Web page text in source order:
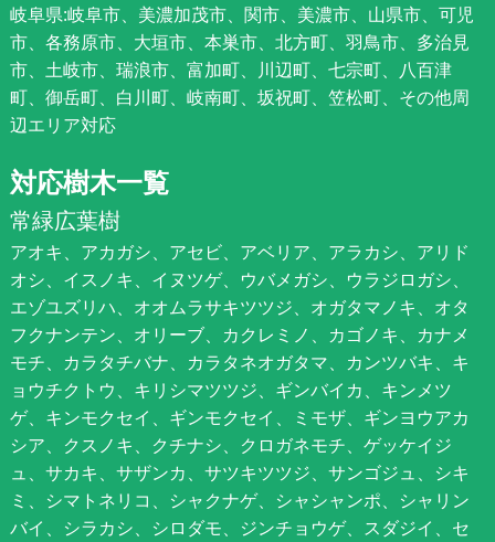
岐阜県:岐阜市、美濃加茂市、関市、美濃市、山県市、可児
市、各務原市、大垣市、本巣市、北方町、羽鳥市、多治見
市、土岐市、瑞浪市、富加町、川辺町、七宗町、八百津
町、御岳町、白川町、岐南町、坂祝町、笠松町、その他周
辺エリア対応
対応樹木一覧
常緑広葉樹
アオキ、アカガシ、アセビ、アベリア、アラカシ、アリド
オシ、イスノキ、イヌツゲ、ウバメガシ、ウラジロガシ、
エゾユズリハ、オオムラサキツツジ、オガタマノキ、オタ
フクナンテン、オリーブ、カクレミノ、カゴノキ、カナメ
モチ、カラタチバナ、カラタネオガタマ、カンツバキ、キ
ョウチクトウ、キリシマツツジ、ギンバイカ、キンメツ
ゲ、キンモクセイ、ギンモクセイ、ミモザ、ギンヨウアカ
シア、クスノキ、クチナシ、クロガネモチ、ゲッケイジ
ュ、サカキ、サザンカ、サツキツツジ、サンゴジュ、シキ
ミ、シマトネリコ、シャクナゲ、シャシャンポ、シャリン
バイ、シラカシ、シロダモ、ジンチョウゲ、スダジイ、セ